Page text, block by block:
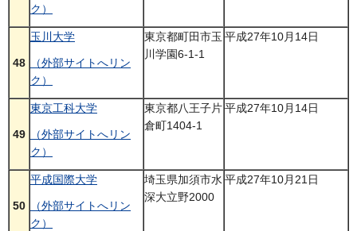
ク）
48
玉川大学
（外部サイトへリン
ク）
東京都町田市玉
川学園6-1-1
平成27年10月14日
49
東京工科大学
（外部サイトへリン
ク）
東京都八王子片
倉町1404-1
平成27年10月14日
50
平成国際大学
（外部サイトへリン
ク）
埼玉県加須市水
深大立野2000
平成27年10月21日